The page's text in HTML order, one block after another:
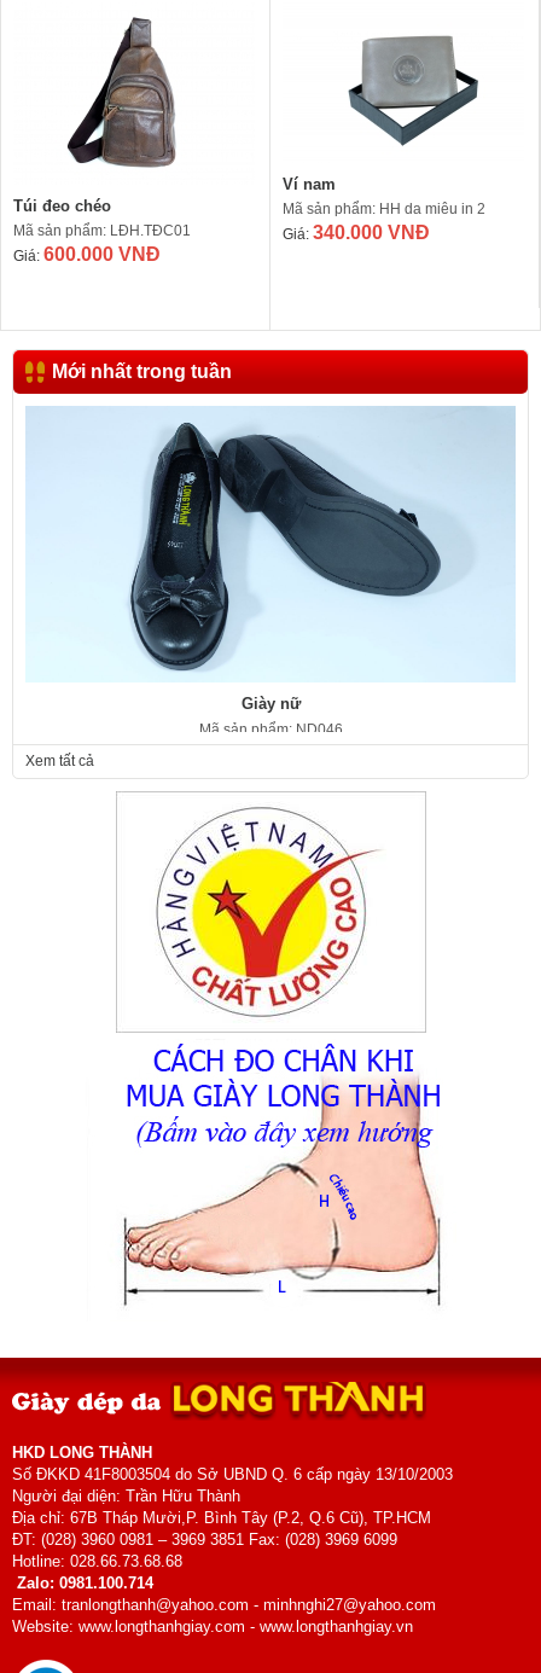
Túi đeo chéo
Mã sản phẩm: LĐH.TĐC01
Giá: 600.000 VNĐ
Ví nam
Mã sản phẩm: HH da miêu in 2
Giá: 340.000 VNĐ
Mới nhất trong tuần
Giày nữ
Mã sản phẩm: ND046
Xem tất cả
HKD LONG THÀNH
Số ĐKKD 41F8003504 do Sở UBND Q. 6 cấp ngày 13/10/2003
Người đại diện: Trần Hữu Thành
Địa chỉ: 67B Tháp Mười,P. Bình Tây (P.2, Q.6 Cũ), TP.HCM
ĐT: (028) 3960 0981 – 3969 3851 Fax: (028) 3969 6099
Hotline: 028.66.73.68.68
Zalo: 0981.100.714
Email: tranlongthanh@yahoo.com - minhnghi27@yahoo.com
Website: www.longthanhgiay.com - www.longthanhgiay.vn